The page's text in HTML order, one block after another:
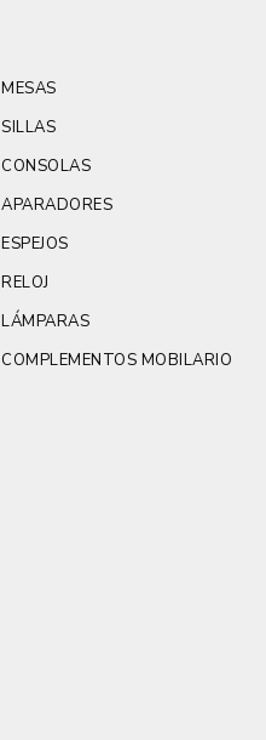
MESAS
SILLAS
CONSOLAS
APARADORES
ESPEJOS
RELOJ
LÁMPARAS
COMPLEMENTOS MOBILARIO